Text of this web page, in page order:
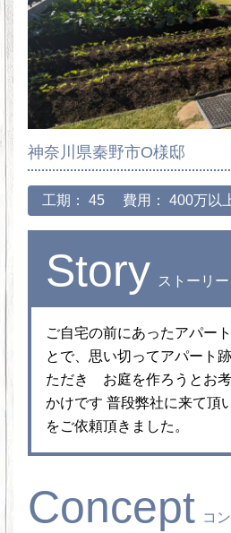
神奈川県秦野市O様邸
工期： 45 費用： 400万以
Story ストーリー
ご自宅の前にあったアパー
とで、思い切ってアパート
ただき お庭を作ろうとお
かけです 普段弊社に来て頂
をご依頼頂きました。
Concept コ